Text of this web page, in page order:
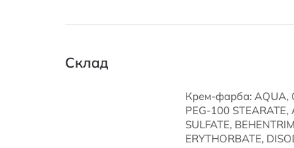
Склад
Крем-фарба: AQUA,
PEG-100 STEARATE,
SULFATE,
ERYTHORBATE,